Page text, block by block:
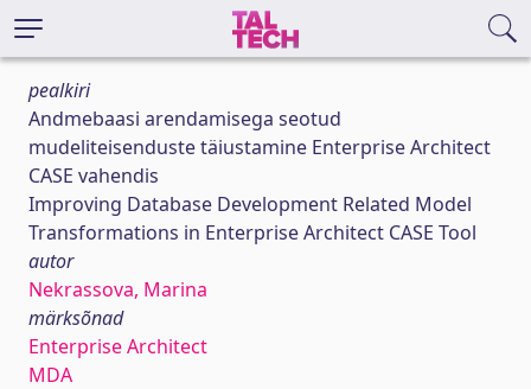
pealkiri
Andmebaasi arendamisega seotud
mudeliteisenduste täiustamine Enterprise Architect
CASE vahendis
Improving Database Development Related Model
Transformations in Enterprise Architect CASE Tool
autor
Nekrassova, Marina
märksõnad
Enterprise Architect
MDA